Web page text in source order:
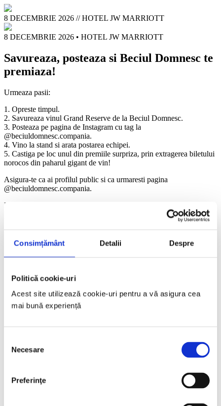
Consimțământ Detalii Despre
Politică cookie-uri
Acest site utilizează cookie-uri pentru a vă asigura cea
mai bună experiență
consimțământului
Necesare
Preferinţe
8 DECEMBRIE 2026 //HOTEL JW MARRIOTT
8 DECEMBRIE 2026 • HOTEL JW MARRIOTT
Savureaza, posteaza si Beciul Domnesc te
premiaza!
Urmeaza pasii:
1. Opreste timpul.
2. Savureaza vinul Grand Reserve de la Beciul Domnesc.
3. Posteaza pe pagina de Instagram cu tag la
@beciuldomnesc.compania.
4. Vino la stand si arata postarea echipei.
5. Castiga pe loc unul din premiile surpriza, prin extragerea biletului
norocos din paharul gigant de vin!
Asigura-te ca ai profilul public si ca urmaresti pagina
@beciuldomnesc.compania.
Premiile se acorda in limita stocului disponibil, cate unul per
for:
Recent Posts
Mia Munteanu
Octavian Gheorghe
Adrian Anghel
Archives
November 2025